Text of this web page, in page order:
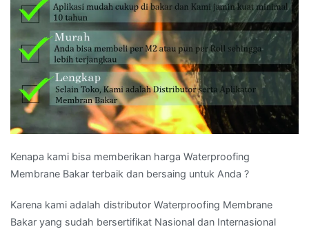
Kenapa kami bisa memberikan harga Waterproofing
Membrane Bakar terbaik dan bersaing untuk Anda ?
Karena kami adalah distributor Waterproofing Membrane
Bakar yang sudah bersertifikat Nasional dan Internasional